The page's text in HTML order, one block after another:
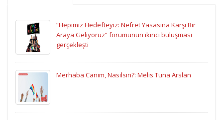
“Hepimiz Hedefteyiz: Nefret Yasasına Karşı Bir
Araya Geliyoruz” forumunun ikinci buluşması
gerçekleşti
Merhaba Canım, Nasılsın?: Melis Tuna Arslan